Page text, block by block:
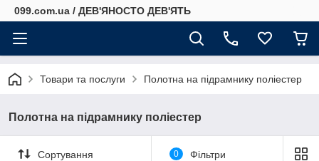
099.com.ua / ДЕВ'ЯНОСТО ДЕВ'ЯТЬ
Товари та послуги Полотна на підрамнику поліестер
Полотна на підрамнику поліестер
Сортування 0 Фільтри